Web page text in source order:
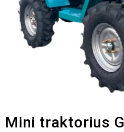
Mini traktorius